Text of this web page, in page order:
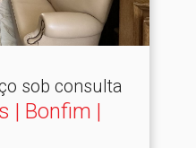
sob consulta
| Bonfim |